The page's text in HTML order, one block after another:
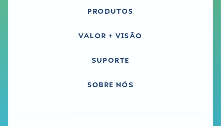
PRODUTOS
VALOR + VISÃO
SUPORTE
SOBRE NÓS